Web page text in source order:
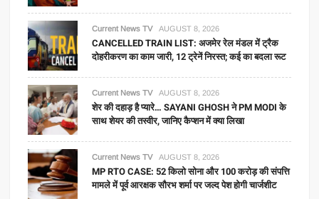
Current News TV AUGUST 8, 2026
CANCELLED TRAIN LIST: अजमेर रेल मंडल में ट्रैक
दोहरीकरण का काम जारी, 12 ट्रेनें निरस्त; कई का बदला रूट
Current News TV AUGUST 8, 2026
शेर की दहाड़ है प्यारे… SAYANI GHOSH ने PM MODI के
साथ शेयर की तस्वीर, जानिए कैप्शन में क्या लिखा
Current News TV AUGUST 8, 2026
MP RTO CASE: 52 किलो सोना और 100 करोड़ की संपत्ति
मामले में पूर्व आरक्षक सौरभ शर्मा पर जल्द पेश होगी चार्जशीट